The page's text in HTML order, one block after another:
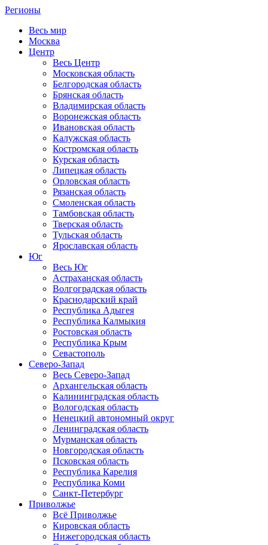
Регионы
Весь мир
Москва
Центр
Весь Центр
Московская область
Белгородская область
Брянская область
Владимирская область
Воронежская область
Ивановская область
Калужская область
Костромская область
Курская область
Липецкая область
Орловская область
Рязанская область
Смоленская область
Тамбовская область
Тверская область
Тульская область
Ярославская область
Юг
Весь Юг
Астраханская область
Волгоградская область
Краснодарский край
Республика Адыгея
Республика Калмыкия
Ростовская область
Республика Крым
Севастополь
Северо-Запад
Весь Северо-Запад
Архангельская область
Калининградская область
Вологодская область
Ненецкий автономный округ
Ленинградская область
Мурманская область
Новгородская область
Псковская область
Республика Карелия
Республика Коми
Санкт-Петербург
Приволжье
Всё Приволжье
Кировская область
Нижегородская область